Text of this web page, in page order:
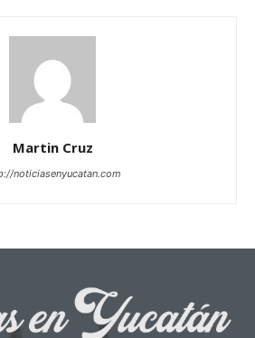
Martin Cruz
noticiasenyucatan.com